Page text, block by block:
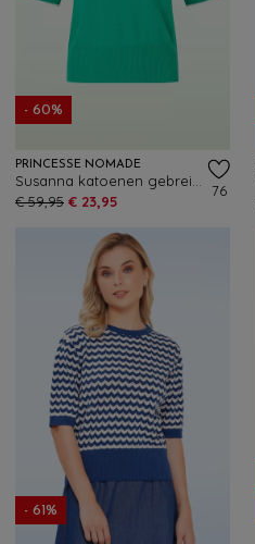
- 60%
PRINCESSE NOMADE
€ 59,95 € 23,95
76
- 61%